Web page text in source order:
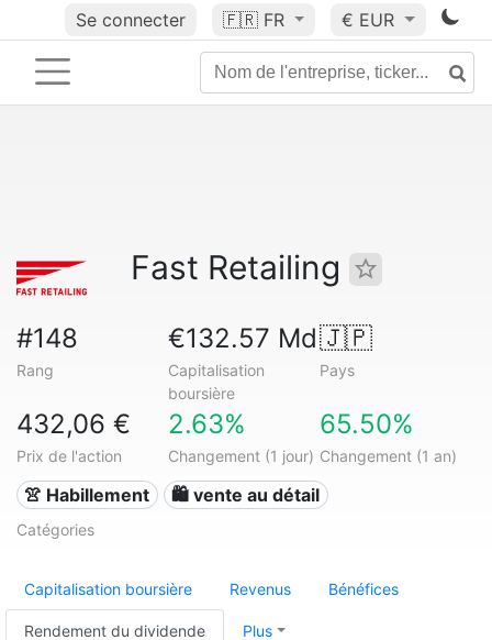
Se connecter 🇫🇷 FR € EUR
Fast Retailing
#148
Rang
€132.57 Md
Capitalisation
boursière
🇯🇵
Pays
432,06 €
Prix de l'action
2.63%
Changement (1 jour)
65.50%
Changement (1 an)
👚 Habillement 🛍️ vente au détail
Catégories
Capitalisation boursière Revenus Bénéfices
Rendement du dividende Plus